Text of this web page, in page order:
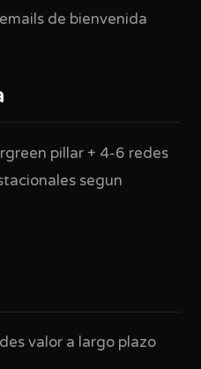
de bienvenida
pillar + 4-6 redes
segun
valor a largo plazo